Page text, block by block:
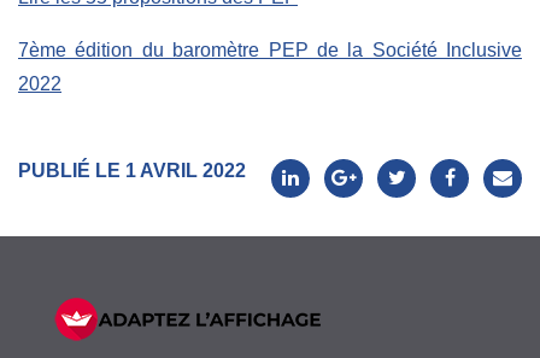
7ème édition du baromètre PEP de la Société Inclusive
2022
PUBLIÉ LE 1 AVRIL 2022